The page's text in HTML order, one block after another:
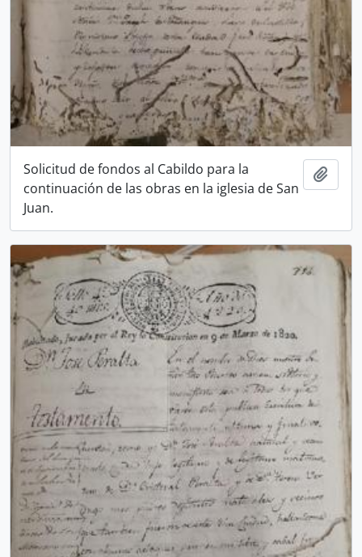
Solicitud de fondos al Cabildo para la
continuación de las obras en la iglesia de San
Juan.